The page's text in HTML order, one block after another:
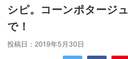
シピ。コーンポタージ
で！
投稿日： 2019年5月30日